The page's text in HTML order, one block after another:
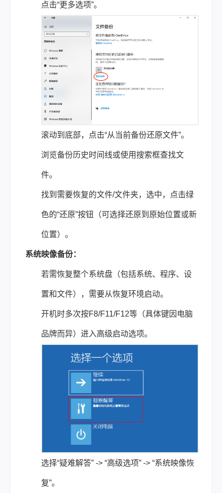
点击“更多选项”。
滚动到底部，点击“从当前备份还原文件”。
浏览备份历史时间线或使用搜索框查找文
件。
找到需要恢复的文件/文件夹，选中，点击绿
色的“还原”按钮（可选择还原到原始位置或新
位置）。
系统映像备份：
若需恢复整个系统盘（包括系统、程序、设
置和文件），需要从恢复环境启动。
开机时多次按F8/F11/F12等（具体键因电脑
品牌而异）进入高级启动选项。
选择“疑难解答” -> “高级选项” -> “系统映像恢
复”。